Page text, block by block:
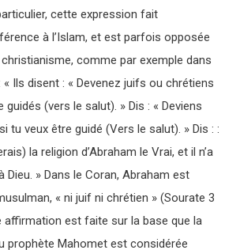
cette expression fait
à l’Islam, et est parfois opposée
comme par exemple dans
« Ils disent : « Devenez juifs ou chrétiens
(vers le salut). » Dis : « Deviens
tu veux être guidé (Vers le salut). » Dis : :
la religion d’Abraham le Vrai, et il n’a
Dieu. » Dans le Coran, Abraham est
« ni juif ni chrétien » (Sourate 3
affirmation est faite sur la base que la
prophète Mahomet est considérée